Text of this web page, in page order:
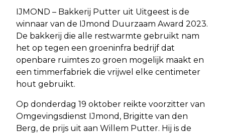
IJMOND – Bakkerij Putter uit Uitgeest is de
winnaar van de IJmond Duurzaam Award 2023.
De bakkerij die alle restwarmte gebruikt nam
het op tegen een groeninfra bedrijf dat
openbare ruimtes zo groen mogelijk maakt en
een timmerfabriek die vrijwel elke centimeter
hout gebruikt.
Op donderdag 19 oktober reikte voorzitter van
Omgevingsdienst IJmond, Brigitte van den
Berg, de prijs uit aan Willem Putter. Hij is de